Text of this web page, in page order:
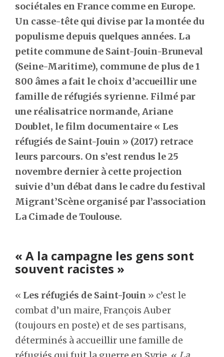
sociétales en France comme en Europe.
Un casse-tête qui divise par la montée du
populisme depuis quelques années. La
petite commune de Saint-Jouin-Bruneval
(Seine-Maritime), commune de plus de 1
800 âmes a fait le choix d’accueillir une
famille de réfugiés syrienne. Filmé par
une réalisatrice normande, Ariane
Doublet, le film documentaire « Les
réfugiés de Saint-Jouin » (2017) retrace
leurs parcours. On s’est rendus le 25
novembre dernier à cette projection
suivie d’un débat dans le cadre du festival
Migrant’Scène organisé par l’association
La Cimade de Toulouse.
« A la campagne les gens sont
souvent racistes »
« Les réfugiés de Saint-Jouin » c’est le
combat d’un maire, François Auber
(toujours en poste) et de ses partisans,
déterminés à accueillir une famille de